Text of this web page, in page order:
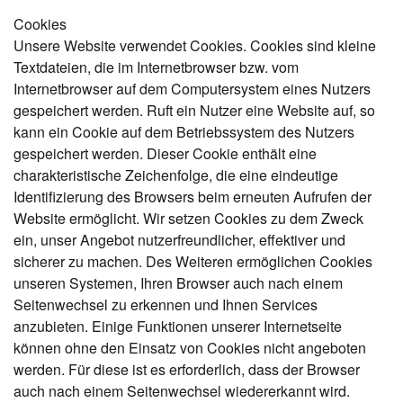
Cookies
Unsere Website verwendet Cookies. Cookies sind kleine
Textdateien, die im Internetbrowser bzw. vom
Internetbrowser auf dem Computersystem eines Nutzers
gespeichert werden. Ruft ein Nutzer eine Website auf, so
kann ein Cookie auf dem Betriebssystem des Nutzers
gespeichert werden. Dieser Cookie enthält eine
charakteristische Zeichenfolge, die eine eindeutige
Identifizierung des Browsers beim erneuten Aufrufen der
Website ermöglicht. Wir setzen Cookies zu dem Zweck
ein, unser Angebot nutzerfreundlicher, effektiver und
sicherer zu machen. Des Weiteren ermöglichen Cookies
unseren Systemen, Ihren Browser auch nach einem
Seitenwechsel zu erkennen und Ihnen Services
anzubieten. Einige Funktionen unserer Internetseite
können ohne den Einsatz von Cookies nicht angeboten
werden. Für diese ist es erforderlich, dass der Browser
auch nach einem Seitenwechsel wiedererkannt wird.